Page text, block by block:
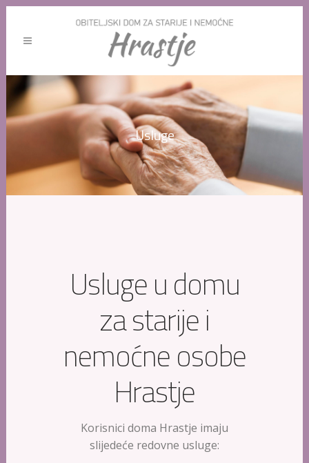
Usluge
Usluge u domu
za starije i
nemoćne osobe
Hrastje
Korisnici doma Hrastje imaju
slijedeće redovne usluge: